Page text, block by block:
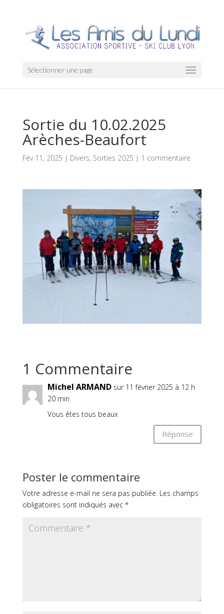
Sélectionner une page
Sortie du 10.02.2025
Arèches-Beaufort
Fév 11, 2025 | Divers, Sorties 2025 | 1 commentaire
1 Commentaire
Michel ARMAND sur 11 février 2025 à 12 h
20 min
Vous êtes tous beaux
Réponse
Poster le commentaire
Votre adresse e-mail ne sera pas publiée. Les champs
obligatoires sont indiqués avec *